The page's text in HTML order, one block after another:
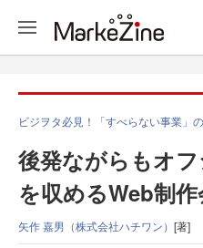
ビジヲタ必見！「すべらない事業」
後発ながらもオ
を収めるWeb制
矢作 嘉男（株式会社ハチワン） [著]